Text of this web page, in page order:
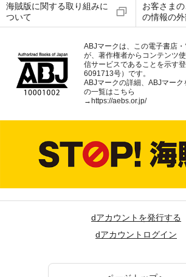
海賊版に関する取り組みに
ついて
お客さま
の情報の
ABJマークは、この電子書店
が、著作権者からコンテンツ
信サービスであることを示す
6091713号）です。
ABJマークの詳細、ABJマー
の一覧はこちら
→ https://aebs.or.jp/
dアカウントを発行する
dアカウントログイン